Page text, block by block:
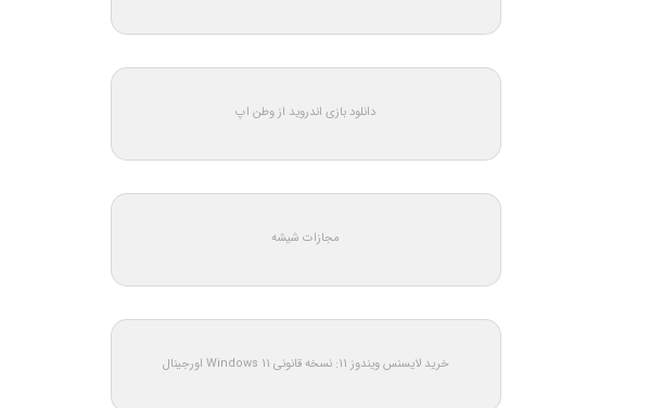
دانلود بازی اندروید از وطن اپ
مجازات شیشه
خرید لایسنس ویندوز 11: نسخه قانونی Windows 11 اورجینال